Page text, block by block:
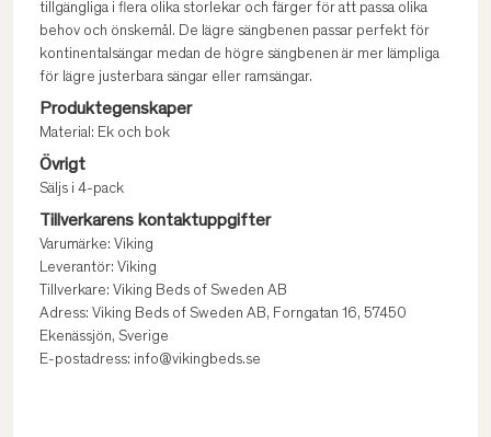
tillgängliga i flera olika storlekar och färger för att passa olika
behov och önskemål. De lägre sängbenen passar perfekt för
kontinentalsängar medan de högre sängbenen är mer lämpliga
för lägre justerbara sängar eller ramsängar.
Produktegenskaper
Material: Ek och bok
Övrigt
Säljs i 4-pack
Tillverkarens kontaktuppgifter
Varumärke: Viking
Leverantör: Viking
Tillverkare: Viking Beds of Sweden AB
Adress: Viking Beds of Sweden AB, Forngatan 16, 57450
Ekenässjön, Sverige
E-postadress: info@vikingbeds.se